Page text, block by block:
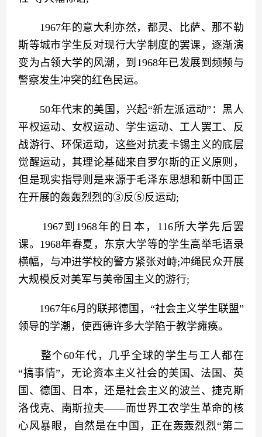
1967年的意大利亦然，都灵、比萨、那不勒
斯等城市学生反对现行大学制度的罢课，逐渐演
变为占领大学的风潮，到1968年已发展到频频与
警察发生冲突的红色民运。
50年代末的美国，兴起“新左派运动”：黑人
平权运动、女权运动、学生运动、工人罢工、反
战游行、环保运动，这些对抗麦卡锡主义的底层
觉醒运动，其理论基础来自罗尔斯的正义原则，
但是现实指导则是来源于毛泽东思想和新中国正
在开展的轰轰烈烈的③反⑤反运动;
1967到1968年的日本，116所大学先后罢
课。1968年春夏，东京大学等的学生高举毛语录
横幅，与冲进学校的警方紧张对峙;冲绳民众开展
大规模反对美军与美帝国主义的游行;
1967年6月的联邦德国，“社会主义学生联盟”
领导的学潮，使西德许多大学陷于教学瘫痪。
整个60年代，几乎全球的学生与工人都在
“搞事情”，无论资本主义社会的美国、法国、英
国、德国、日本，还是社会主义的波兰、捷克斯
洛伐克、南斯拉夫——而世界工农学生革命的核
心风暴眼，自然是在中国，正在轰轰烈烈“第二